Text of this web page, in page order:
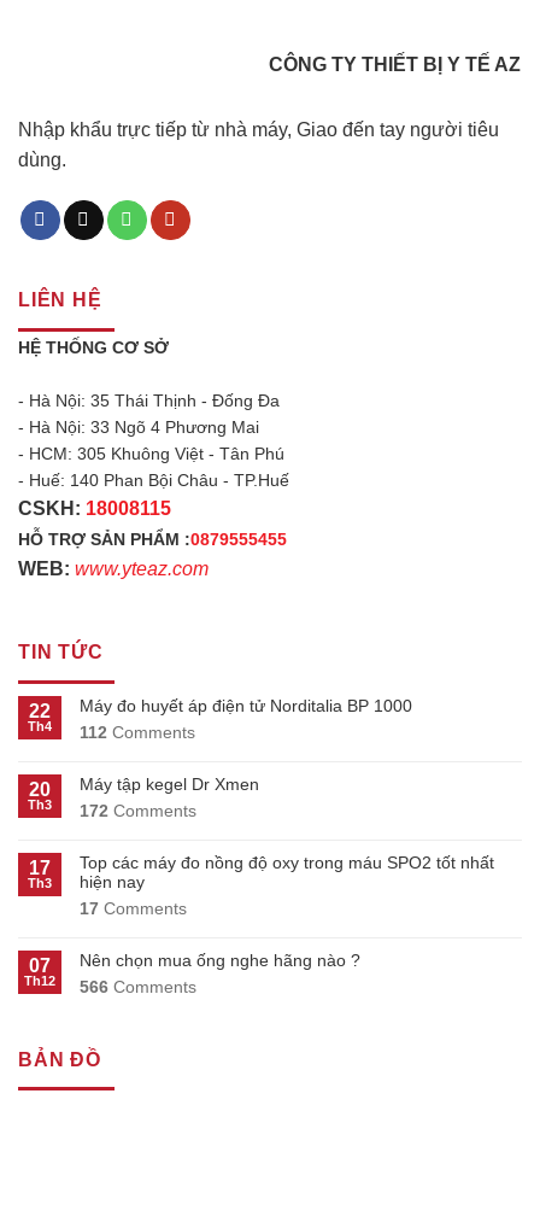
CÔNG TY THIẾT BỊ Y TẾ AZ
Nhập khẩu trực tiếp từ nhà máy, Giao đến tay người tiêu
dùng.
LIÊN HỆ
HỆ THỐNG CƠ SỞ
- Hà Nội: 35 Thái Thịnh - Đống Đa
- Hà Nội: 33 Ngõ 4 Phương Mai
- HCM: 305 Khuông Việt - Tân Phú
- Huế: 140 Phan Bội Châu - TP.Huế
CSKH: 18008115
HỖ TRỢ SẢN PHẨM :0879555455
WEB: www.yteaz.com
TIN TỨC
22
Th4
Máy đo huyết áp điện tử Norditalia BP 1000
112 Comments
20
Th3
Máy tập kegel Dr Xmen
172 Comments
17
Th3
Top các máy đo nồng độ oxy trong máu SPO2 tốt nhất
hiện nay
17 Comments
07
Th12
Nên chọn mua ống nghe hãng nào ?
566 Comments
BẢN ĐỒ